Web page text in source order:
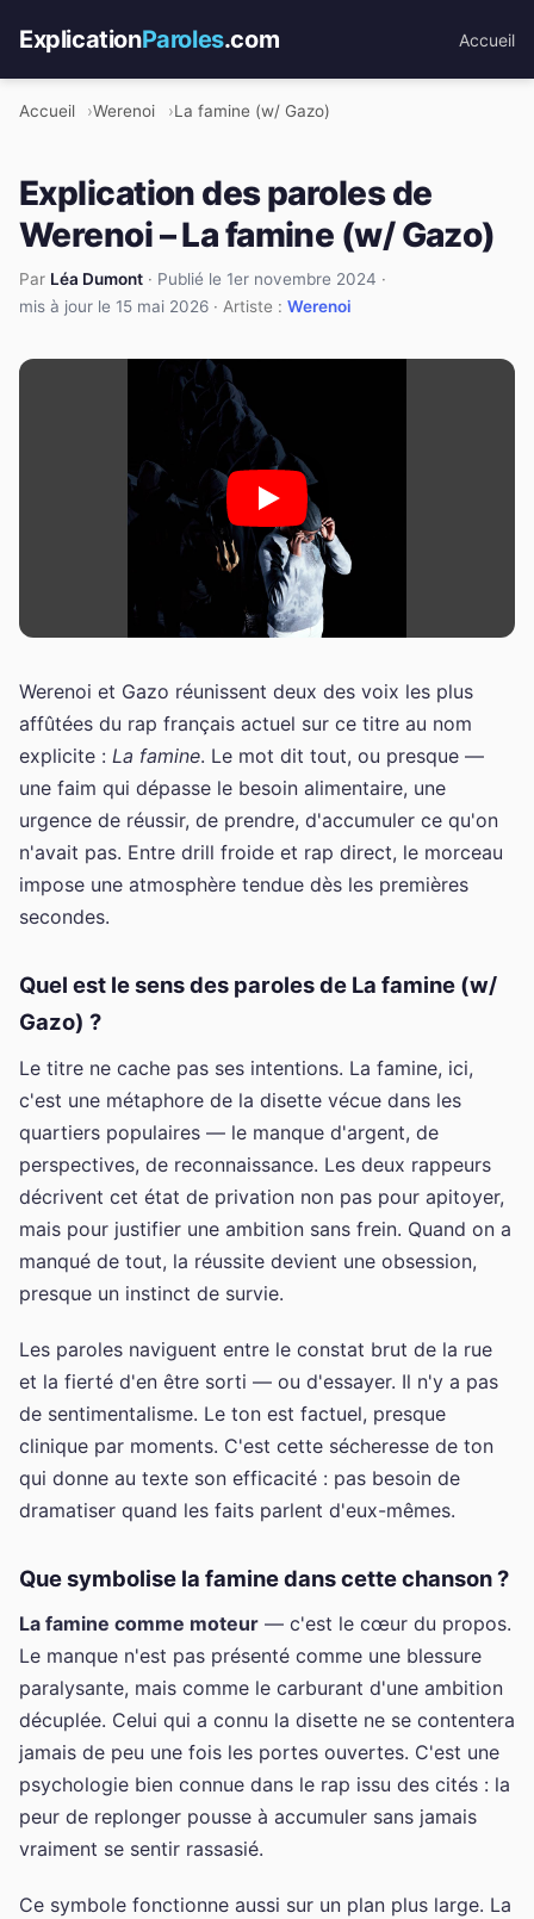
ExplicationParoles.com Accueil
Accueil Werenoi La famine (w/ Gazo)
Explication des paroles de
Werenoi – La famine (w/ Gazo)
Par Léa Dumont · Publié le 1er novembre 2024 ·
mis à jour le 15 mai 2026 · Artiste : Werenoi
Werenoi et Gazo réunissent deux des voix les plus
affûtées du rap français actuel sur ce titre au nom
explicite : La famine. Le mot dit tout, ou presque —
une faim qui dépasse le besoin alimentaire, une
urgence de réussir, de prendre, d'accumuler ce qu'on
n'avait pas. Entre drill froide et rap direct, le morceau
impose une atmosphère tendue dès les premières
secondes.
Quel est le sens des paroles de La famine (w/
Gazo) ?
Le titre ne cache pas ses intentions. La famine, ici,
c'est une métaphore de la disette vécue dans les
quartiers populaires — le manque d'argent, de
perspectives, de reconnaissance. Les deux rappeurs
décrivent cet état de privation non pas pour apitoyer,
mais pour justifier une ambition sans frein. Quand on a
manqué de tout, la réussite devient une obsession,
presque un instinct de survie.
Les paroles naviguent entre le constat brut de la rue
et la fierté d'en être sorti — ou d'essayer. Il n'y a pas
de sentimentalisme. Le ton est factuel, presque
clinique par moments. C'est cette sécheresse de ton
qui donne au texte son efficacité : pas besoin de
dramatiser quand les faits parlent d'eux-mêmes.
Que symbolise la famine dans cette chanson ?
La famine comme moteur — c'est le cœur du propos.
Le manque n'est pas présenté comme une blessure
paralysante, mais comme le carburant d'une ambition
décuplée. Celui qui a connu la disette ne se contentera
jamais de peu une fois les portes ouvertes. C'est une
psychologie bien connue dans le rap issu des cités : la
peur de replonger pousse à accumuler sans jamais
vraiment se sentir rassasié.
Ce symbole fonctionne aussi sur un plan plus large. La